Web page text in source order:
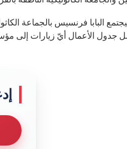
البابا فرنسيس بالجماعة
جدول الأعمال أيّ زيارات إلى